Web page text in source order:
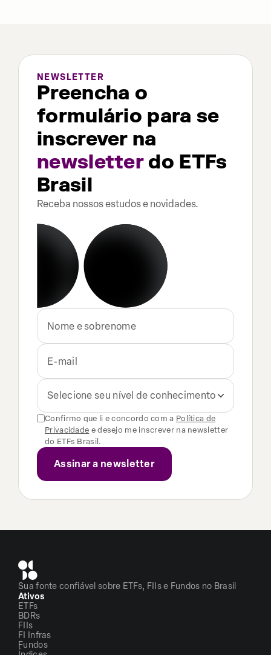
NEWSLETTER
Preencha o
formulário para se
inscrever na
newsletterdo ETFs
Brasil
Receba nossos estudos e novidades.
Selecione seu nível de conhecimento
Confirmo que li e concordo com a Política de
Privacidade e desejo me inscrever na newsletter
do ETFs Brasil.
Sua fonte confiável sobre ETFs, FIIs e Fundos no Brasil
Ativos
ETFs
BDRs
FIIs
FI Infras
Fundos